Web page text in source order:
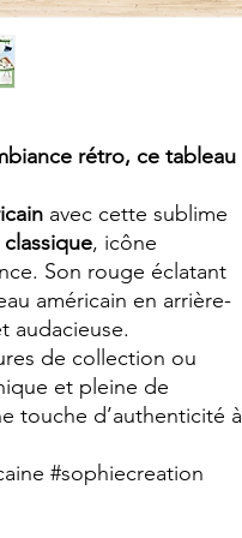
rétro, ce tableau
avec cette sublime
, icône
Son rouge éclatant
américain en arrière-
audacieuse.
de collection ou
et pleine de
touche d’authenticité à
#sophiecreation